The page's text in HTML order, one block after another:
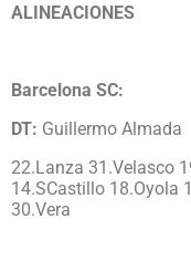
ALINEACIONES
Barcelona SC:
DT: Guillermo Almada
22.Lanza 31.Velasco
14.SCastillo 18.Oyola
30.Vera